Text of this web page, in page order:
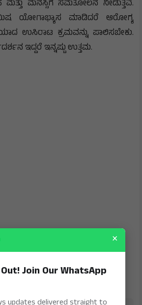
ಮನಸ್ಸಿಗೆ ಸಮತೋಲನ ನೀಡುತ್ತವೆ.
ಯೋಗಾಭ್ಯಾಸ ಮಾಡಿದರೆ ಆರೋಗ್ಯ
ಉಸಿರಾಟ ಕ್ರಮವನ್ನು ಪಾಲಿಸಬೇಕು.
ಇದ್ದರೆ ಇನ್ನಷ್ಟು ಉತ್ತಮ.
×
Join Our WhatsApp